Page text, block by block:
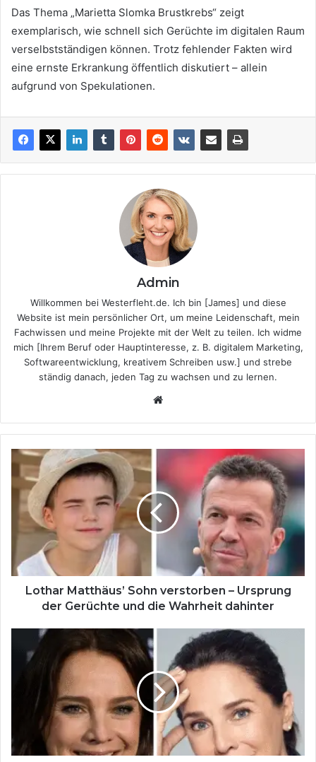
Das Thema „Marietta Slomka Brustkrebs“ zeigt
exemplarisch, wie schnell sich Gerüchte im digitalen Raum
verselbstständigen können. Trotz fehlender Fakten wird
eine ernste Erkrankung öffentlich diskutiert – allein
aufgrund von Spekulationen.
Admin
Willkommen bei Westerfleht.de. Ich bin [James] und diese
Website ist mein persönlicher Ort, um meine Leidenschaft, mein
Fachwissen und meine Projekte mit der Welt zu teilen. Ich widme
mich [Ihrem Beruf oder Hauptinteresse, z. B. digitalem Marketing,
Softwareentwicklung, kreativem Schreiben usw.] und strebe
ständig danach, jeden Tag zu wachsen und zu lernen.
Lothar
Matthäus’
Sohn
verstorben
Ursprung
Gerüchte
und
Wahrheit
Lothar Matthäus’ Sohn verstorben – Ursprung
der Gerüchte und die Wahrheit dahinter
Désirée
Nosbusch
Schlaganfall
Fakten
was
wirklich